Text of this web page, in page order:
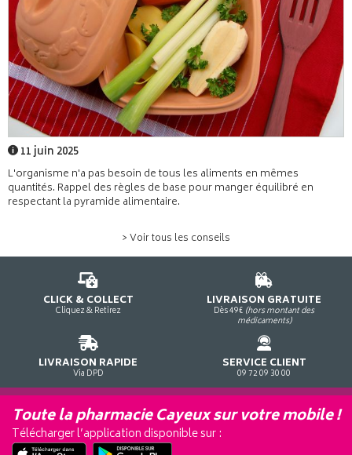
11 juin 2025
L'organisme n'a pas besoin de tous les aliments en mêmes
quantités. Rappel des règles de base pour manger équilibré en
respectant la pyramide alimentaire.
> Voir tous les conseils
CLICK & COLLECT
Cliquez & Retirez
LIVRAISON GRATUITE
Dès 49€ (hors montant des
médicaments)
LIVRAISON RAPIDE
Via DPD
SERVICE CLIENT
09 72 09 30 00
Toute la pharmacie Cayeux sur votre mobile !
Télécharger l’application disponible sur :